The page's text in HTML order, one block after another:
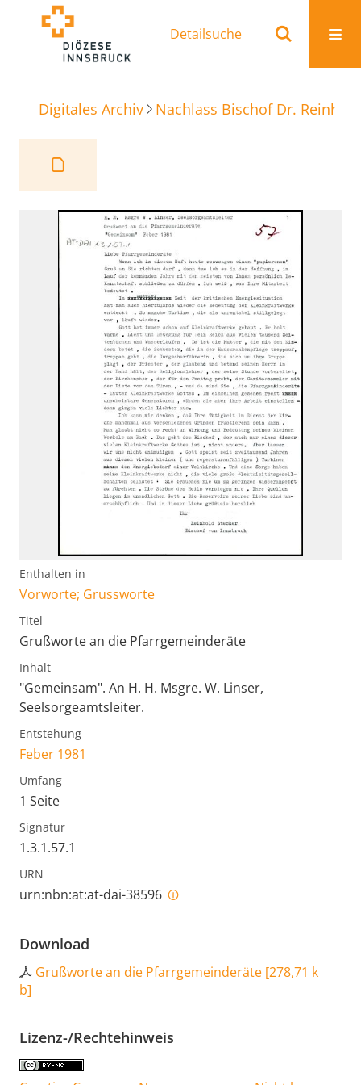
Detailsuche
Digitales Archiv Nachlass Bischof Dr.
Enthalten in
Vorworte; Grussworte
Titel
Grußworte an die Pfarrgemeinderäte
Inhalt
"Gemeinsam". An H. H. Msgre. W. Linser,
Seelsorgeamtsleiter.
Entstehung
Feber 1981
Umfang
1 Seite
Signatur
1.3.1.57.1
URN
urn:nbn:at:at-dai-38596
Download
Grußworte an die Pfarrgemeinderäte [278,71 k
b]
Lizenz-/Rechtehinweis